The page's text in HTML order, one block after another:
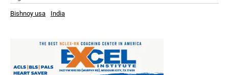
Bishnoy usa India